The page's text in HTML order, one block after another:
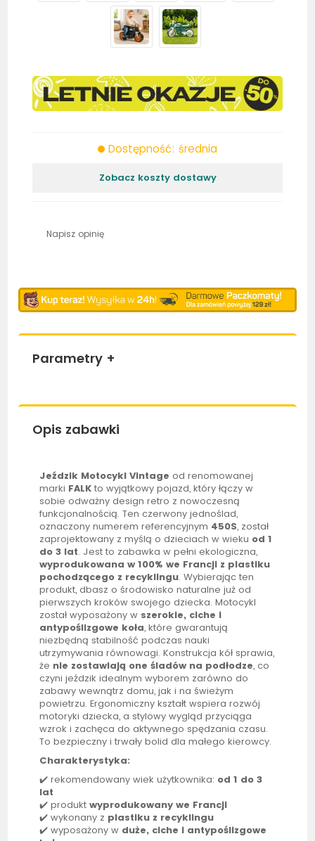
Dostępność: średnia
Zobacz koszty dostawy
Napisz opinię
Parametry +
Opis zabawki
Jeździk Motocykl Vintage od renomowanej
marki FALK to wyjątkowy pojazd, który łączy w
sobie odważny design retro z nowoczesną
funkcjonalnością. Ten czerwony jednoślad,
oznaczony numerem referencyjnym 450S, został
zaprojektowany z myślą o dzieciach w wieku od 1
do 3 lat. Jest to zabawka w pełni ekologiczna,
wyprodukowana w 100% we Francji z plastiku
pochodzącego z recyklingu. Wybierając ten
produkt, dbasz o środowisko naturalne już od
pierwszych kroków swojego dziecka. Motocykl
został wyposażony w szerokie, ciche i
antypoślizgowe koła, które gwarantują
niezbędną stabilność podczas nauki
utrzymywania równowagi. Konstrukcja kół sprawia,
że nie zostawiają one śladów na podłodze, co
czynijeździk idealnym wyborem zarówno do
zabawy wewnątrz domu, jak i na świeżym
powietrzu. Ergonomiczny kształt wspiera rozwój
motoryki dziecka, a stylowy wygląd przyciąga
wzrok i zachęca do aktywnego spędzania czasu.
To bezpieczny i trwały bolid dla małego kierowcy.
Charakterystyka:
✔️ rekomendowany wiek użytkownika: od 1 do 3
lat
✔️ produktwyprodukowany we Francji
✔️ wykonany z plastiku z recyklingu
✔️ wyposażony w duże, ciche i antypoślizgowe